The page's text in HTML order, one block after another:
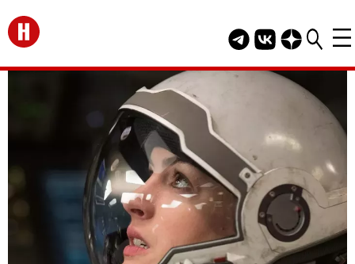
Перейти на главную
Telegram канал
Группа HELLO
Канал